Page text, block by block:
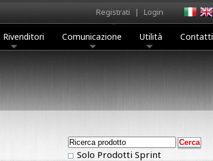
Registrati | Login
Rivenditori Comunicazione Utilità Contatti
Solo Prodotti Sprint